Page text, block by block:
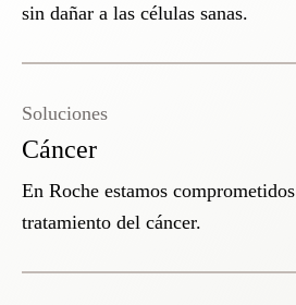
sin dañar a las células sanas.
Cáncer
Soluciones
En Roche estamos
tratamiento del cáncer.